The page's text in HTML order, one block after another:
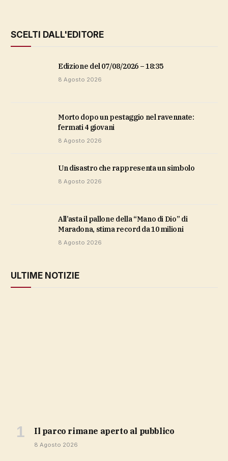
SCELTI DALL'EDITORE
Edizione del 07/08/2026 – 18:35
8 Agosto 2026
Morto dopo un pestaggio nel ravennate:
fermati 4 giovani
8 Agosto 2026
Un disastro che rappresenta un simbolo
8 Agosto 2026
All’asta il pallone della “Mano di Dio” di
Maradona, stima record da 10 milioni
8 Agosto 2026
ULTIME NOTIZIE
Il parco rimane aperto al pubblico
8 Agosto 2026